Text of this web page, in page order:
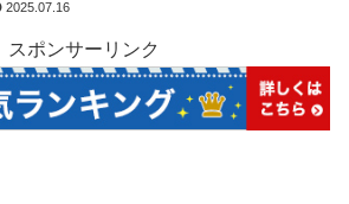
2025.07.16
スポンサーリンク